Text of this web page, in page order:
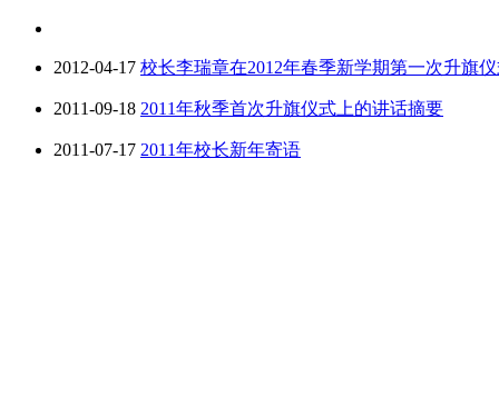
2012-04-17 校长李瑞章在2012年春季新学期第一次升旗
2011-09-18 2011年秋季首次升旗仪式上的讲话摘要
2011-07-17 2011年校长新年寄语